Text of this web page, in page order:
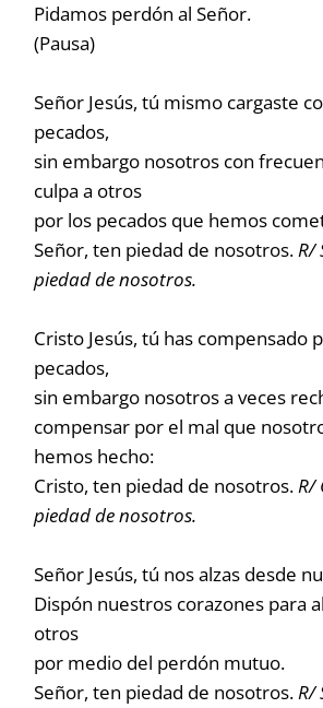
Pidamos perdón al Señor.
(Pausa)
Señor Jesús, tú mismo cargaste
pecados,
sin embargo nosotros con
culpa a otros
por los pecados que hemos
Señor, ten piedad de nosotros.R/
piedad de nosotros.
Cristo Jesús, tú has compensado
pecados,
sin embargo nosotros a veces
compensar por el mal que
hemos hecho:
Cristo, ten piedad de nosotros.R/
piedad de nosotros.
Señor Jesús, tú nos alzas desde
Dispón nuestros corazones para
otros
por medio del perdón mutuo.
Señor, ten piedad de nosotros.R/